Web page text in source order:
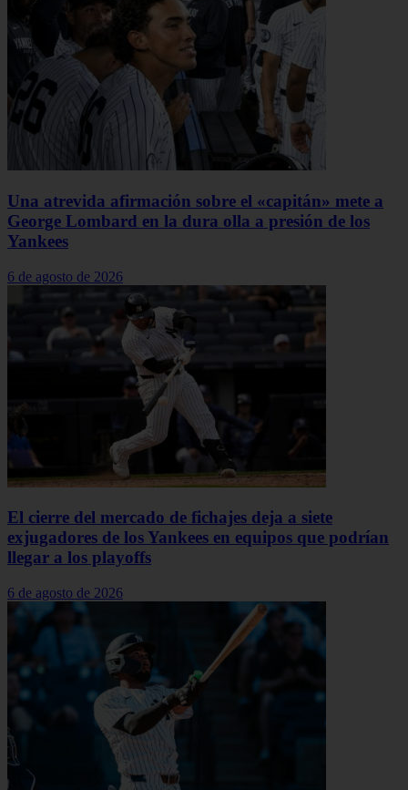
Una atrevida afirmación sobre el «capitán» mete a
George Lombard en la dura olla a presión de los
Yankees
6 de agosto de 2026
El cierre del mercado de fichajes deja a siete
exjugadores de los Yankees en equipos que podrían
llegar a los playoffs
6 de agosto de 2026